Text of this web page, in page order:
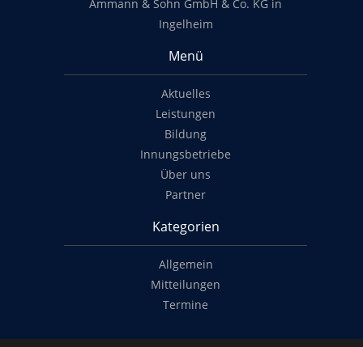
Ammann & Sohn GmbH & Co. KG in
Ingelheim
Menü
Aktuelles
Leistungen
Bildung
Innungsbetriebe
Über uns
Partner
Kategorien
Allgemein
Mitteilungen
Termine